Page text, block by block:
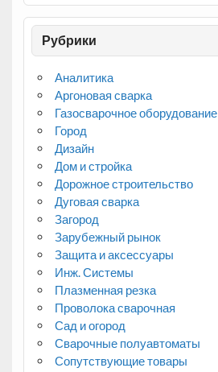
Рубрики
Аналитика
Аргоновая сварка
Газосварочное оборудование
Город
Дизайн
Дом и стройка
Дорожное строительство
Дуговая сварка
Загород
Зарубежный рынок
Защита и аксессуары
Инж. Системы
Плазменная резка
Проволока сварочная
Сад и огород
Сварочные полуавтоматы
Сопутствующие товары